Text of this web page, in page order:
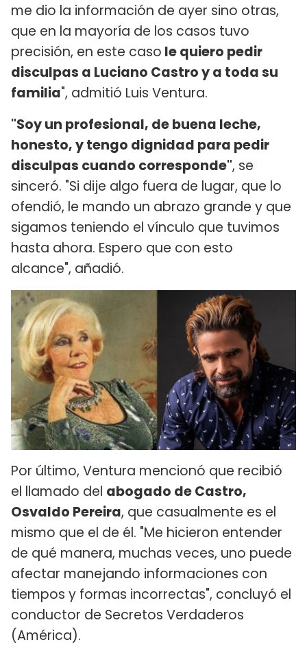
me dio la información de ayer sino otras,
que en la mayoría de los casos tuvo
precisión, en este caso le quiero pedir
disculpas a Luciano Castro y a toda su
familia", admitió Luis Ventura.
"Soy un profesional, de buena leche,
honesto, y tengo dignidad para pedir
disculpas cuando corresponde", se
sinceró. "Si dije algo fuera de lugar, que lo
ofendió, le mando un abrazo grande y que
sigamos teniendo el vínculo que tuvimos
hasta ahora. Espero que con esto
alcance", añadió.
Por último, Ventura mencionó que recibió
el llamado del abogado de Castro,
Osvaldo Pereira, que casualmente es el
mismo que el de él. "Me hicieron entender
de qué manera, muchas veces, uno puede
afectar manejando informaciones con
tiempos y formas incorrectas", concluyó el
conductor de Secretos Verdaderos
(América).